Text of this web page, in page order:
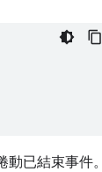
已結束事件。